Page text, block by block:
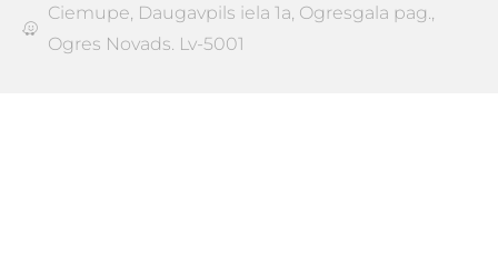
Ciemupe, Daugavpils iela 1a, Ogresgala pag.,
Ogres Novads. Lv-5001